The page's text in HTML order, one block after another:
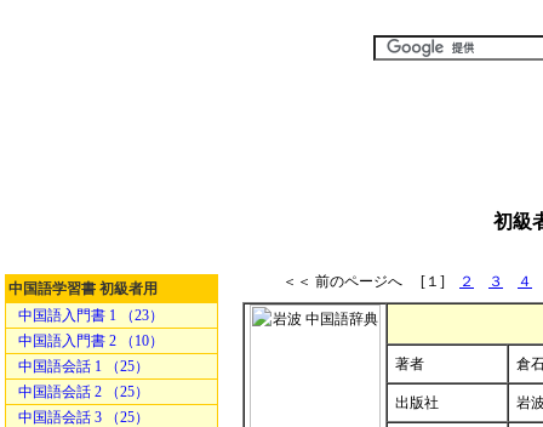
初級
中国語学習書 初級者用
中国語入門書 1 （23）
中国語入門書 2 （10）
中国語会話 1 （25）
中国語会話 2 （25）
中国語会話 3 （25）
＜＜ 前のページへ [１] ２ ３ ４
著者 倉
出版社 岩